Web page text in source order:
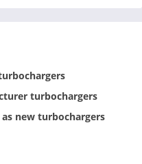
turbochargers
new turbochargers